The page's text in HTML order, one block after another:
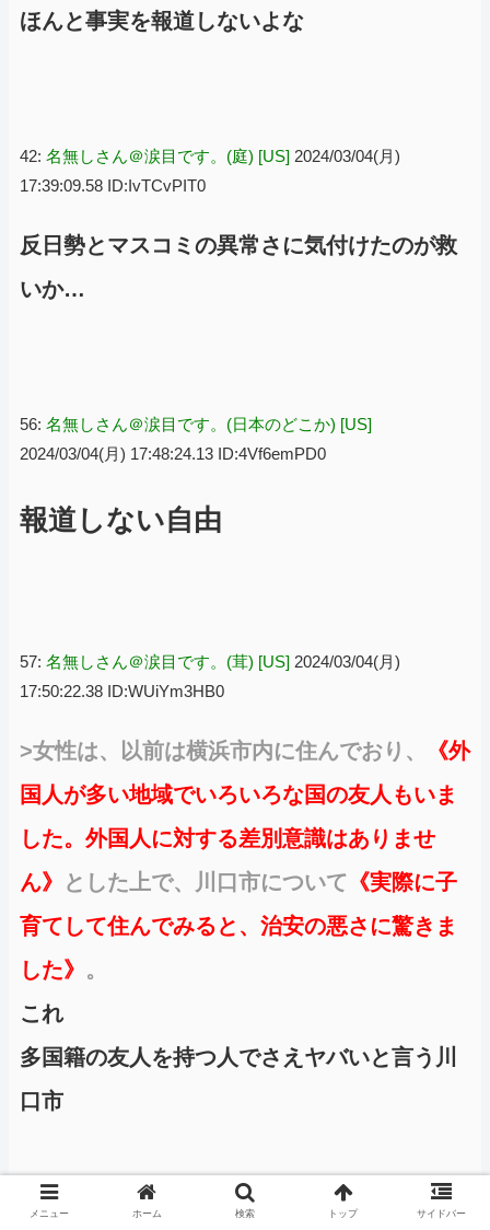
ほんと事実を報道しないよな
42: 名無しさん＠涙目です。(庭) [US] 2024/03/04(月)
17:39:09.58 ID:IvTCvPIT0
反日勢とマスコミの異常さに気付けたのが救
いか…
56: 名無しさん＠涙目です。(日本のどこか) [US]
2024/03/04(月) 17:48:24.13 ID:4Vf6emPD0
報道しない自由
57: 名無しさん＠涙目です。(茸) [US] 2024/03/04(月)
17:50:22.38 ID:WUiYm3HB0
>女性は、以前は横浜市内に住んでおり、
《外
国人が多い地域でいろいろな国の友人もいま
した。外国人に対する差別意識はありませ
ん》 とした上で、川口市について 《実際に子
育てして住んでみると、治安の悪さに驚きま
した》 。
これ
多国籍の友人を持つ人でさえヤバいと言う川
口市
メニュー ホーム 検索 トップ サイドバー